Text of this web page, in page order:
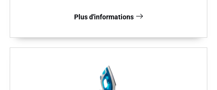
Plus d'informations